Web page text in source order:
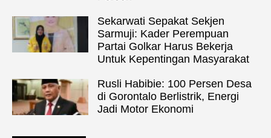
Sekarwati Sepakat Sekjen
Sarmuji: Kader Perempuan
Partai Golkar Harus Bekerja
Untuk Kepentingan Masyarakat
Rusli Habibie: 100 Persen Desa
di Gorontalo Berlistrik, Energi
Jadi Motor Ekonomi